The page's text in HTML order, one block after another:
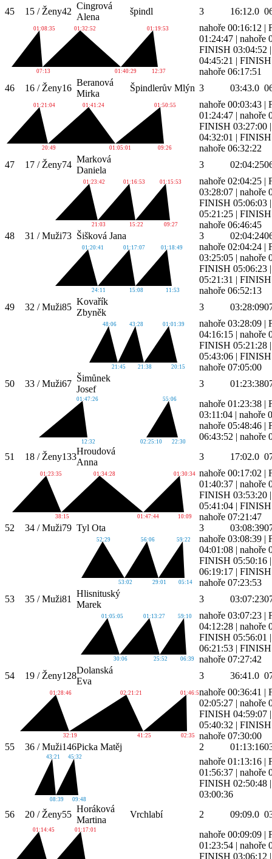
45 15 / Ženy42
Cingrová
Alena
špindl 3 16:12.0
01:08:35
07:13
01:32:52
01:40:29
01:19:53
12:37
nahoře 00:16:12 |
01:24:47 | nahoře
FINISH 03:04:52
04:45:21 | FINISH
nahoře 06:17:51
46
16 / Ženy16
Beranová
Mirka
Špindlerův Mlýn 3 03:43.0
01:21:04
20:49
01:41:24
01:05:01
01:50:55
09:26
nahoře 00:03:43 |
01:24:47 | nahoře
FINISH 03:27:00
04:32:01 | FINISH
nahoře 06:32:22
47
17 / Ženy74
Marková
Daniela
3 02:04:25
01:23:42
21:03
01:16:53
15:22
01:15:53
09:27
nahoře 02:04:25 |
03:28:07 | nahoře
FINISH 05:06:03
05:21:25 | FINISH
nahoře 06:46:45
48
31 / Muži73 Šišková Jana 3 02:04:24
01:20:41
24:11
01:17:07
15:08
01:18:49
11:53
nahoře 02:04:24 |
03:25:05 | nahoře
FINISH 05:06:23
05:21:31 | FINISH
nahoře 06:52:13
49
32 / Muži85
Kovařík
Zbyněk
3 03:28:09
48:06
21:45
43:28
21:38
01:01:39
20:15
nahoře 03:28:09 |
04:16:15 | nahoře
FINISH 05:21:28
05:43:06 | FINISH
nahoře 07:05:00
50
33 / Muži67
Šimůnek
Josef
3 01:23:38
01:47:26
12:32 02:25:10
55:06
22:30
nahoře 01:23:38 |
03:11:04 | nahoře
nahoře 05:48:46 |
06:43:52 | nahoře
51
18 / Ženy133
Hroudová
Anna
3 17:02.0
01:23:35
38:15
01:34:28
01:47:44
01:30:34
10:09
nahoře 00:17:02 |
01:40:37 | nahoře
FINISH 03:53:20
05:41:04 | FINISH
nahoře 07:21:47
52
34 / Muži79 Tyl Ota 3 03:08:39
52:29
53:02
56:06
29:01
59:22
05:14
nahoře 03:08:39 |
04:01:08 | nahoře
FINISH 05:50:16
06:19:17 | FINISH
nahoře 07:23:53
53
35 / Muži81
Hlisnituský
Marek
3 03:07:23
01:05:05
30:06
01:13:27
25:52
59:10
06:39
nahoře 03:07:23 |
04:12:28 | nahoře
FINISH 05:56:01
06:21:53 | FINISH
nahoře 07:27:42
54
19 / Ženy128
Dolanská
Eva
3 36:41.0
01:28:46
32:19
02:21:21
41:25
01:46:53
02:35
nahoře 00:36:41 |
02:05:27 | nahoře
FINISH 04:59:07
05:40:32 | FINISH
nahoře 07:30:00
55
36 / Muži146Picka Matěj 2 01:13:16
43:21
08:39
45:32
09:48
nahoře 01:13:16 |
01:56:37 | nahoře
FINISH 02:50:48
03:00:36
56
20 / Ženy55
Horáková
Martina
Vrchlabí 2 09:09.0
01:14:45 01:17:01 nahoře 00:09:09 |
01:23:54 | nahoře
FINISH 03:06:12